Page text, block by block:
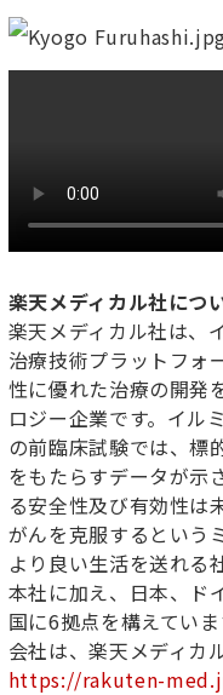
楽天メディカル社につ
楽天メディカル社は、
治療技術プラットフォ
性に優れた治療の開発
ロジー企業です。イル
の前臨床試験では、標
をもたらすデータが示
る安全性及び有効性は
がんを克服するという
より良い生活を送れる
本社に加え、日本、ド
国に6拠点を構えてい
会社は、楽天メディカ
https://rakuten-